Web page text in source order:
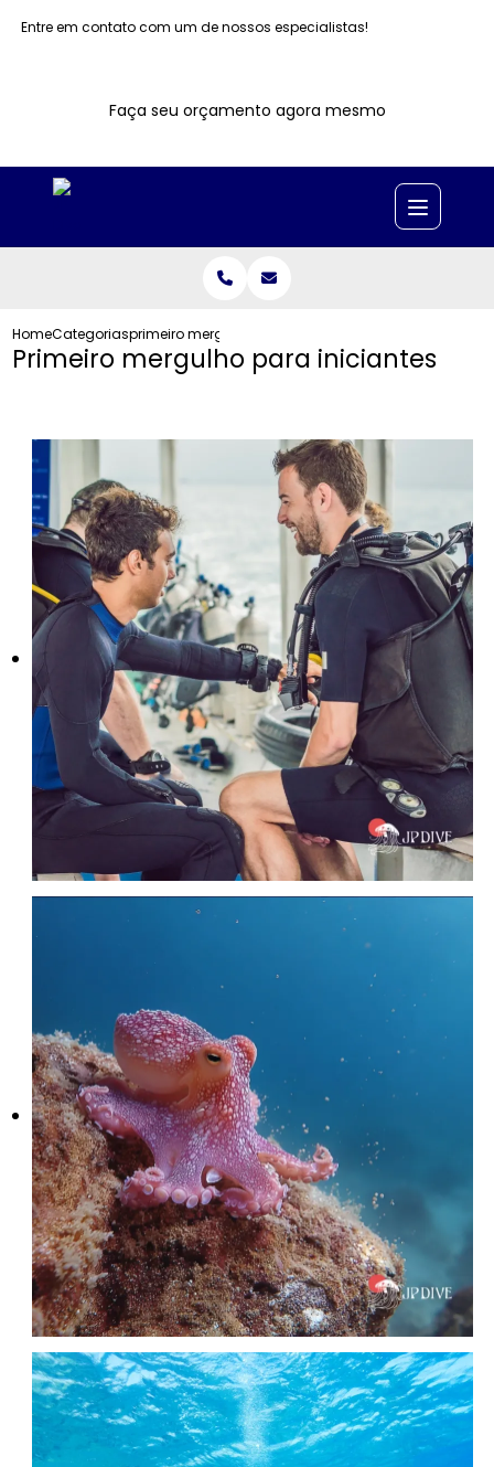
Entre em contato com um de nossos especialistas!
Faça seu orçamento agora mesmo
HomeCategoriasprimeiro mergulho iniciantes
Primeiro mergulho para iniciantes